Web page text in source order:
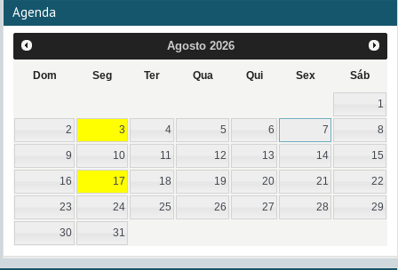
Agenda
Agosto 2026
Dom Seg Ter Qua Qui Sex Sáb
1
2 3 4 5 6 7 8
9 10 11 12 13 14 15
16 17 18 19 20 21 22
23 24 25 26 27 28 29
30 31